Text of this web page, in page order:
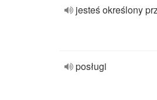
jesteś określony
posługi